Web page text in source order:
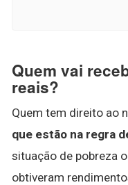
Quem vai
reais?
Quem tem direito ao
que estão na regra
situação de pobreza
obtiveram